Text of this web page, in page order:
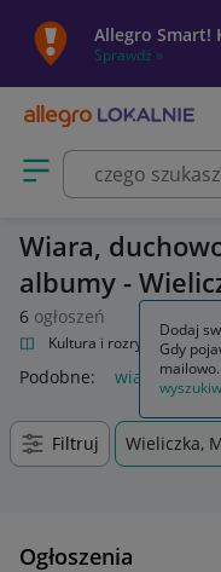
Allegro Smart!
Sprawdź »
Otwórz menu z
Wiara,
albumy -
6 ogłoszeń
Kultura i rozrywka
Podobne: wiara
Filtruj Wieliczka,
Ogłoszenia
Dodaj
Gdy